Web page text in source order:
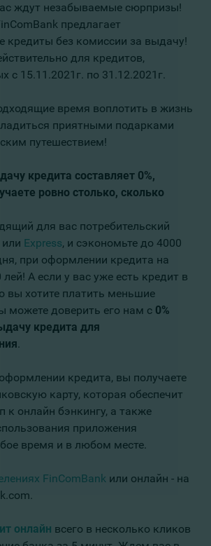
ждут незабываемые сюрпризы!
предлагает
кредиты без комиссии за выдачу!
для кредитов,
с 15.11.2021г. по 31.12.2021г.
время воплотить в жизнь
приятными подарками
путешествием!
кредита составляет 0%,
ровно столько, сколько
для вас потребительский
или Express, и сэкономьте до 4000
при оформлении кредита на
А если у вас уже есть кредит в
вы хотите платить меньшие
можете доверить его нам с 0%
кредита для
.
кредита, вы получаете
карту, которая обеспечит
к онлайн бэнкингу, а также
приложения
время и в любом месте.
FinComBank или онлайн - на
онлайн всего в несколько кликов